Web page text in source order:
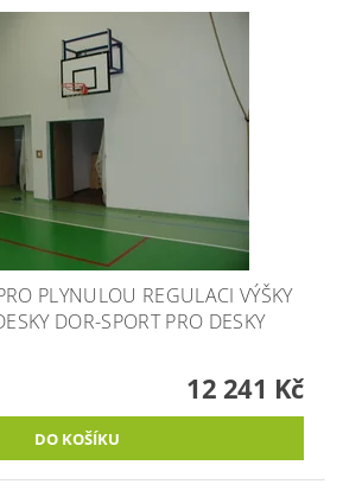
PLYNULOU REGULACI VÝŠKY
DOR-SPORT PRO DESKY
12 241 Kč